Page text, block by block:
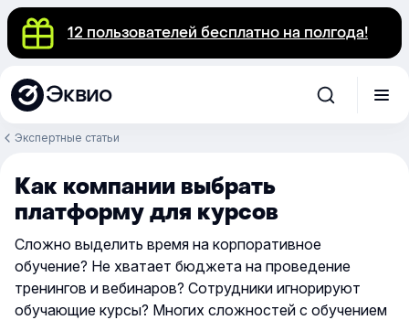
12 пользователей бесплатно на полгода!
Эквио
Экспертные статьи
Как компании выбрать
платформу для курсов
Сложно выделить время на корпоративное
обучение? Не хватает бюджета на проведение
тренингов и вебинаров? Сотрудники игнорируют
обучающие курсы? Многих сложностей с обучением